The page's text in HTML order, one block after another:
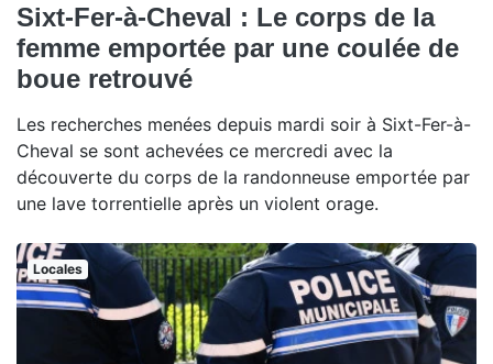
Sixt-Fer-à-Cheval : Le corps de la
femme emportée par une coulée de
boue retrouvé
Les recherches menées depuis mardi soir à Sixt-Fer-à-
Cheval se sont achevées ce mercredi avec la
découverte du corps de la randonneuse emportée par
une lave torrentielle après un violent orage.
Locales